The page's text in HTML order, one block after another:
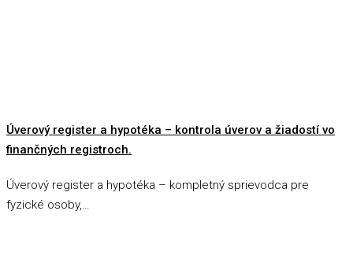
Úverový register a hypotéka – kontrola úverov a žiadostí vo
finančných registroch.
Úverový register a hypotéka – kompletný sprievodca pre
fyzické osoby,…